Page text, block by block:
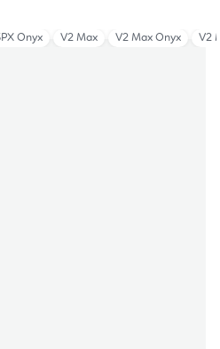
Onyx V2 Max V2 Max Onyx V2